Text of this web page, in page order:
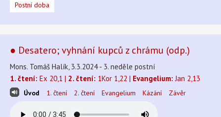
Postní doba
● Desatero; vyhnání kupců z chrámu (odp.)
Mons. Tomáš Halík, 3.3.2024 - 3. neděle postní
1. čtení: Ex 20,1 | 2. čtení: 1Kor 1,22 | Evangelium: Jan 2,13
Úvod 1. čtení 2. čtení Evangelium Kázání Závěr